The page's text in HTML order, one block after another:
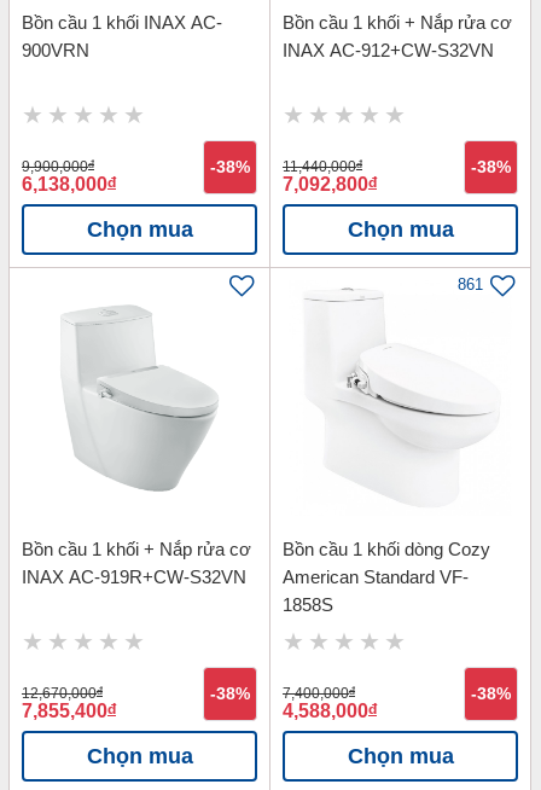
Bồn cầu 1 khối INAX AC-
900VRN
9,900,000đ
6,138,000đ
-38%
Chọn mua
Bồn cầu 1 khối + Nắp rửa cơ
INAX AC-912+CW-S32VN
11,440,000đ
7,092,800đ
-38%
Chọn mua
Bồn cầu 1 khối + Nắp rửa cơ
INAX AC-919R+CW-S32VN
12,670,000đ
7,855,400đ
-38%
Chọn mua
861
Bồn cầu 1 khối dòng Cozy
American Standard VF-
1858S
7,400,000đ
4,588,000đ
-38%
Chọn mua